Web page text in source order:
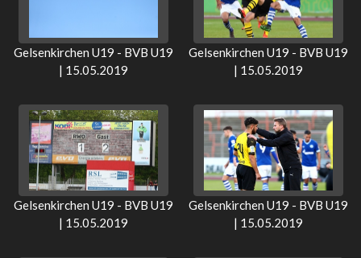
Gelsenkirchen U19 - BVB U19
| 15.05.2019
Gelsenkirchen U19 - BVB U19
| 15.05.2019
Gelsenkirchen U19 - BVB U19
| 15.05.2019
Gelsenkirchen U19 - BVB U19
| 15.05.2019